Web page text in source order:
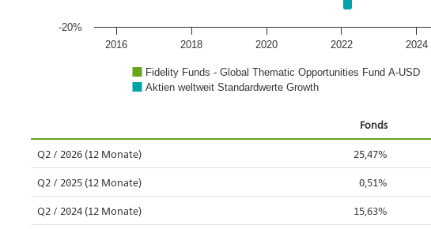
Fidelity Funds - Global Thematic Opportunities Fund A-USD
Aktien weltweit Standardwerte Growth
2016 2018 2020 2022 2024
-20%
Fonds
Q2 / 2026 (12 Monate) 25,47%
Q2 / 2025 (12 Monate) 0,51%
Q2 / 2024 (12 Monate) 15,63%